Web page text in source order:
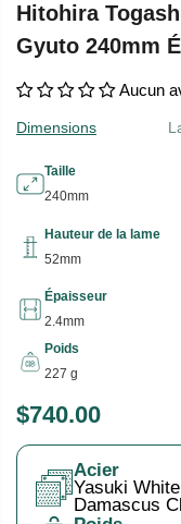
Hitohira
Gyuto 240mm
Aucun
Dimensions
Taille
240mm
Hauteur de la lame
52mm
Épaisseur
2.4mm
Poids
227 g
P
R
$740.00
E
N
Acier
Yasuki
Damascus